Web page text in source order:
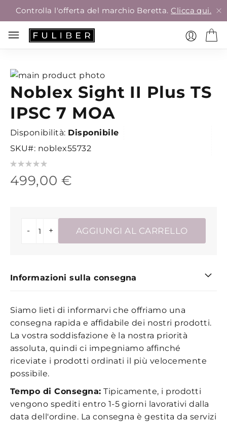
Controlla l'offerta del marchio Beretta.Clicca qui.
Vai
alla
fine
della
di
immagini
Vai
all'inizio
della
di
immagini
Noblex Sight II Plus TS
IPSC 7 MOA
Disponibilità: Disponibile
SKU
noblex55732
Valutazione:
499,00 €
+
- AGGIUNGI AL CARRELLO
Informazioni sulla consegna
Siamo lieti di informarvi che offriamo una
consegna rapida e affidabile dei nostri prodotti.
La vostra soddisfazione è la nostra priorità
assoluta, quindi ci impegniamo affinché
riceviate i prodotti ordinati il più velocemente
possibile.
Tempo di Consegna: Tipicamente, i prodotti
vengono spediti entro 1-5 giorni lavorativi dalla
data dell'ordine. La consegna è gestita da servizi